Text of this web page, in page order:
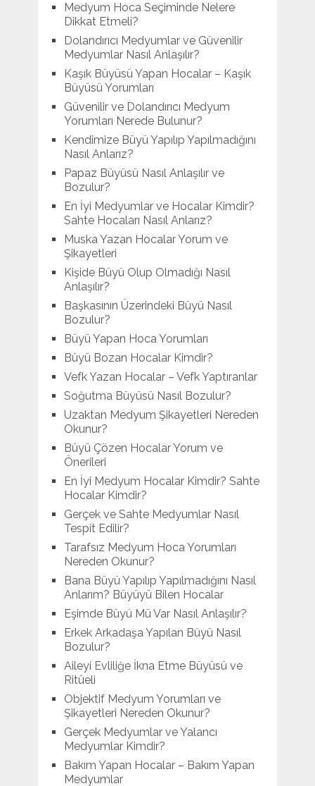
Medyum Hoca Seçiminde Nelere
Dikkat Etmeli?
Dolandırıcı Medyumlar ve Güvenilir
Medyumlar Nasıl Anlaşılır?
Kaşık Büyüsü Yapan Hocalar – Kaşık
Büyüsü Yorumları
Güvenilir ve Dolandırıcı Medyum
Yorumları Nerede Bulunur?
Kendimize Büyü Yapılıp Yapılmadığını
Nasıl Anlarız?
Papaz Büyüsü Nasıl Anlaşılır ve
Bozulur?
En İyi Medyumlar ve Hocalar Kimdir?
Sahte Hocaları Nasıl Anlarız?
Muska Yazan Hocalar Yorum ve
Şikayetleri
Kişide Büyü Olup Olmadığı Nasıl
Anlaşılır?
Başkasının Üzerindeki Büyü Nasıl
Bozulur?
Büyü Yapan Hoca Yorumları
Büyü Bozan Hocalar Kimdir?
Vefk Yazan Hocalar – Vefk Yaptıranlar
Soğutma Büyüsü Nasıl Bozulur?
Uzaktan Medyum Şikayetleri Nereden
Okunur?
Büyü Çözen Hocalar Yorum ve
Önerileri
En İyi Medyum Hocalar Kimdir? Sahte
Hocalar Kimdir?
Gerçek ve Sahte Medyumlar Nasıl
Tespit Edilir?
Tarafsız Medyum Hoca Yorumları
Nereden Okunur?
Bana Büyü Yapılıp Yapılmadığını Nasıl
Anlarım? Büyüyü Bilen Hocalar
Eşimde Büyü Mü Var Nasıl Anlaşılır?
Erkek Arkadaşa Yapılan Büyü Nasıl
Bozulur?
Aileyi Evliliğe İkna Etme Büyüsü ve
Ritüeli
Objektif Medyum Yorumları ve
Şikayetleri Nereden Okunur?
Gerçek Medyumlar ve Yalancı
Medyumlar Kimdir?
Bakım Yapan Hocalar – Bakım Yapan
Medyumlar